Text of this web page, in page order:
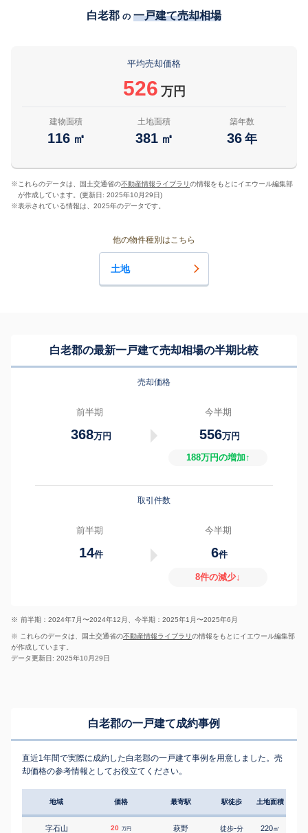
白老郡 の 一戸建て売却相場
平均売却価格
526 万円
建物面積
116 ㎡
土地面積
381 ㎡
築年数
36 年
※ これらのデータは、国土交通省の不動産情報ライブラリの情報をもとにイエウール編集部
が作成しています。(更新日: 2025年10月29日)
※表示されている情報は、2025年のデータです。
他の物件種別はこちら
土地
白老郡の最新一戸建て売却相場の半期比較
売却価格
前半期
368万円
今半期
556万円
188万円の増加↑
取引件数
前半期
14件
今半期
6件
8件の減少↓
※ 前半期：2024年7月〜2024年12月、今半期：2025年1月〜2025年6月
※ これらのデータは、国土交通省の不動産情報ライブラリの情報をもとにイエウール編集部
が作成しています。
データ更新日: 2025年10月29日
白老郡の一戸建て成約事例
直近1年間で実際に成約した白老郡の一戸建て事例を用意しました。売
却価格の参考情報としてお役立てください。
地域 価格 最寄駅 駅徒歩 土地面積
字石山 20 万円 萩野 徒歩-分 220㎡